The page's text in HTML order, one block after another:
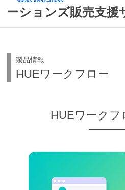
ーションズ販売支援
製品情報
HUEワークフロー
HUEワークフ